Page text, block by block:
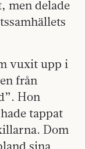
men delade
vuxit upp i
från
Hon
tappat
Dom
sina